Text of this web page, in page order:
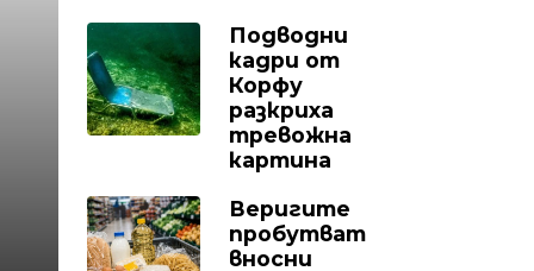
Подводни
кадри от
Корфу
разкриха
тревожна
картина
Веригите
пробутват
вносни